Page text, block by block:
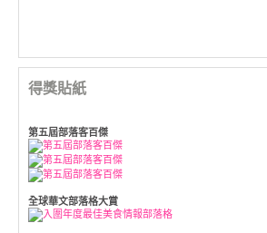
得獎貼紙
第五屆部落客百傑
全球華文部落格大賞